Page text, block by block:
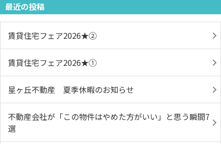
最近の投稿
賃貸住宅フェア2026★➁
賃貸住宅フェア2026★①
星ヶ丘不動産 夏季休暇のお知らせ
不動産会社が「この物件はやめた方がいい」と思う瞬間7
選